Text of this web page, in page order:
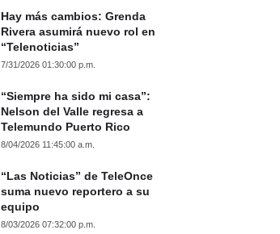
Hay más cambios: Grenda
Rivera asumirá nuevo rol en
“Telenoticias”
7/31/2026 01:30:00 p.m.
“Siempre ha sido mi casa”:
Nelson del Valle regresa a
Telemundo Puerto Rico
8/04/2026 11:45:00 a.m.
“Las Noticias” de TeleOnce
suma nuevo reportero a su
equipo
8/03/2026 07:32:00 p.m.